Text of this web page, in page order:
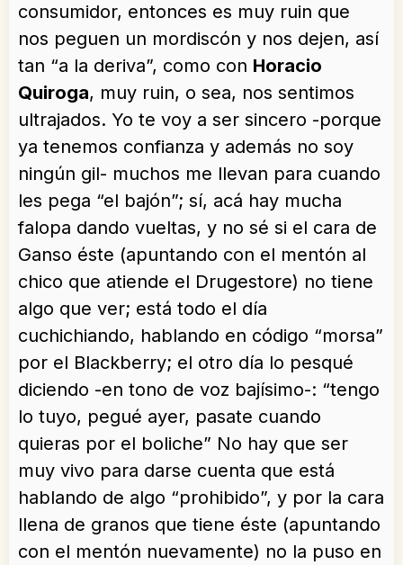
consumidor, entonces es muy ruin que
nos peguen un mordiscón y nos dejen, así
tan “a la deriva”, como con Horacio
Quiroga, muy ruin, o sea, nos sentimos
ultrajados. Yo te voy a ser sincero -porque
ya tenemos confianza y además no soy
ningún gil- muchos me llevan para cuando
les pega “el bajón”; sí, acá hay mucha
falopa dando vueltas, y no sé si el cara de
Ganso éste (apuntando con el mentón al
chico que atiende el Drugestore) no tiene
algo que ver; está todo el día
cuchichiando, hablando en código “morsa”
por el Blackberry; el otro día lo pesqué
diciendo -en tono de voz bajísimo-: “tengo
lo tuyo, pegué ayer, pasate cuando
quieras por el boliche” No hay que ser
muy vivo para darse cuenta que está
hablando de algo “prohibido”, y por la cara
llena de granos que tiene éste (apuntando
con el mentón nuevamente) no la puso en